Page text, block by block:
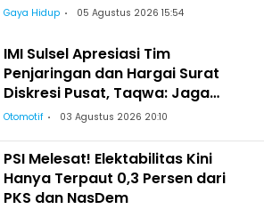
Gaya Hidup 05 Agustus 2026 15:54
IMI Sulsel Apresiasi Tim
Penjaringan dan Hargai Surat
Diskresi Pusat, Taqwa: Jaga
Kekeluargaan-Kebersamaan
Otomotif 03 Agustus 2026 20:10
PSI Melesat! Elektabilitas Kini
Hanya Terpaut 0,3 Persen dari
PKS dan NasDem